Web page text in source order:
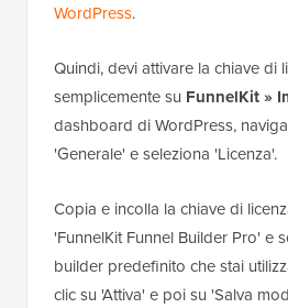
WordPress.
Quindi, devi attivare la chiave di
semplicemente su FunnelKit »
dashboard di WordPress,
'Generale' e seleziona 'Licenza'.
Copia e incolla la chiave di
'FunnelKit Funnel Builder Pro' e
builder predefinito che stai
clic su 'Attiva' e poi su 'Salva